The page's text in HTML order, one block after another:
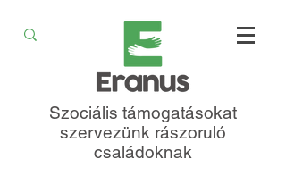
Szociális támogatásokat
szervezünk rászoruló
családoknak